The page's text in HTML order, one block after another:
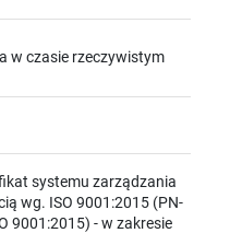
w czasie rzeczywistym
systemu zarządzania
wg. ISO 9001:2015 (PN-
9001:2015) - w zakresie